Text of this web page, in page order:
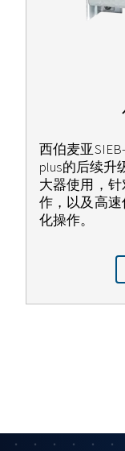
西伯麦亚
plus的后续升
大器使用，
作，以及高
化操作。